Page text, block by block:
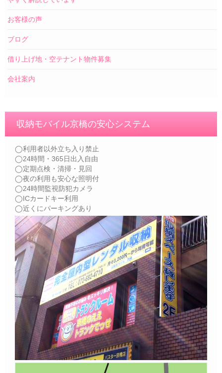
お客様の声
ブログ
借り上げ地・空テナント物件募集
会社案内
収納モバイル京橋の安心システム
◯利用者以外立ち入り禁止
◯24時間・365日出入自由
◯定期点検・清掃・見回
◯夜の利用も安心な照明付
◯24時間監視防犯カメラ
◯ICカードキー利用
◯近くにパーキングあり